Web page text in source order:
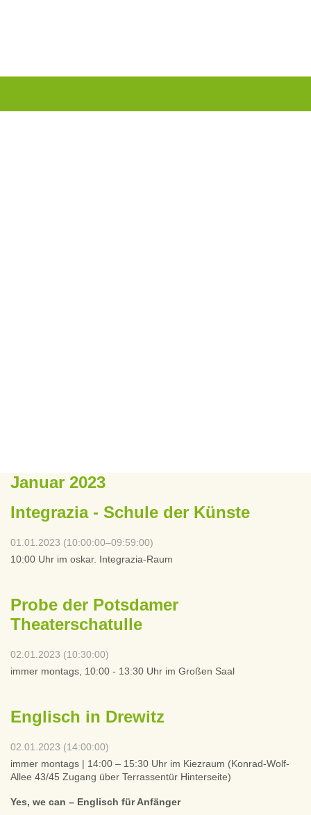
Januar 2023
Integrazia - Schule der Künste
01.01.2023 (10:00:00–09:59:00)
10:00 Uhr im oskar. Integrazia-Raum
Probe der Potsdamer
Theaterschatulle
02.01.2023 (10:30:00)
immer montags, 10:00 - 13:30 Uhr im Großen Saal
Englisch in Drewitz
02.01.2023 (14:00:00)
immer montags | 14:00 – 15:30 Uhr im Kiezraum (Konrad-Wolf-
Allee 43/45 Zugang über Terrassentür Hinterseite)
Yes, we can – Englisch für Anfänger